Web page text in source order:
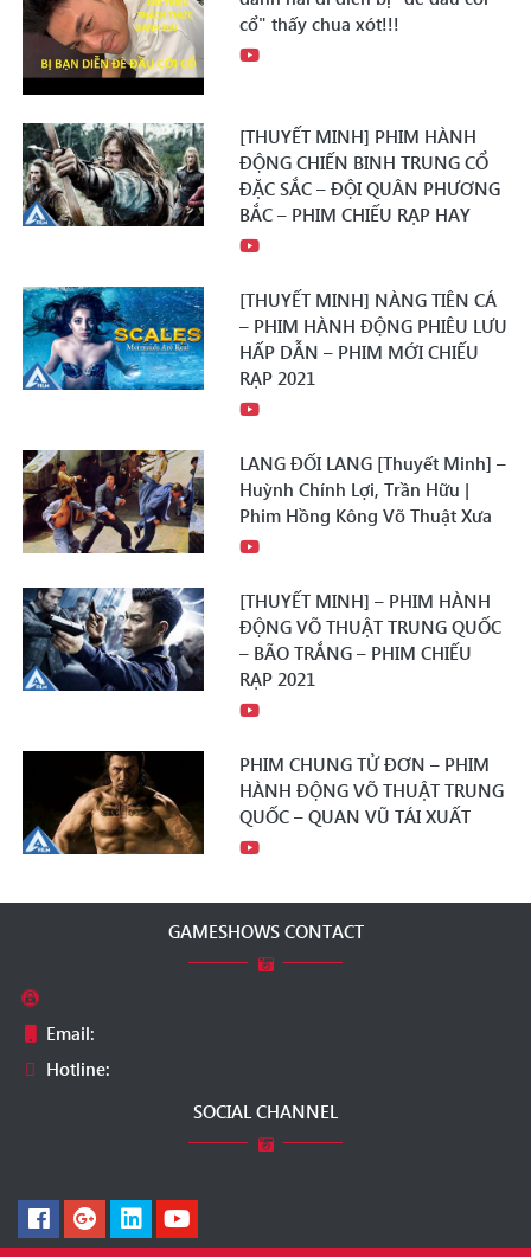
cổ" thấy chua xót!!!
[THUYẾT MINH] PHIM HÀNH
ĐỘNG CHIẾN BINH TRUNG CỔ
ĐẶC SẮC – ĐỘI QUÂN PHƯƠNG
BẮC – PHIM CHIẾU RẠP HAY
[THUYẾT MINH] NÀNG TIÊN CÁ
– PHIM HÀNH ĐỘNG PHIÊU LƯU
HẤP DẪN – PHIM MỚI CHIẾU
RẠP 2021
LANG ĐỐI LANG [Thuyết Minh] –
Huỳnh Chính Lợi, Trần Hữu |
Phim Hồng Kông Võ Thuật Xưa
[THUYẾT MINH] – PHIM HÀNH
ĐỘNG VÕ THUẬT TRUNG QUỐC
– BÃO TRẮNG – PHIM CHIẾU
RẠP 2021
PHIM CHUNG TỬ ĐƠN – PHIM
HÀNH ĐỘNG VÕ THUẬT TRUNG
QUỐC – QUAN VŨ TÁI XUẤT
GAMESHOWS CONTACT
Email:
Hotline:
SOCIAL CHANNEL